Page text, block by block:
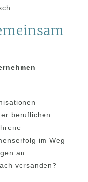
beruflichen
im Weg
an
versanden?